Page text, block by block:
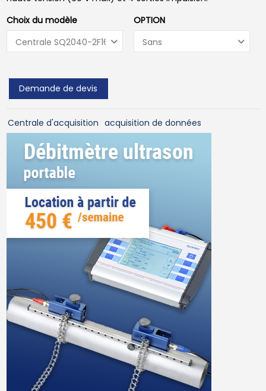
Choix du modèle
OPTION
Demande de devis
Centrale d'acquisition acquisition de données